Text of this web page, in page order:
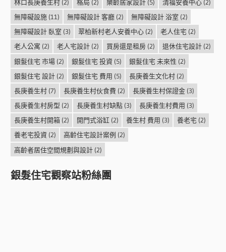
林口長庚養生村(2) 格局 (2) 樂齡居家設計(5) 清福安養中心(2)
無障礙設施(11) 無障礙設計 客廳(2) 無障礙設計 浴室 (2)
無障礙設計 臥室 (3) 翠柏新村老人安養中心(2) 老人住宅 (2)
老人公寓 (2) 老人宅設計(2) 買房還是租房(2) 退休住宅設計(2)
銀髮住宅 市場(2) 銀髮住宅 投資(5) 銀髮住宅 未來性 (2)
銀髮住宅 設計(2) 銀髮住宅 費用 (5) 長庚養生文化村(2)
長庚養生村(7) 長庚養生村伙食費 (2) 長庚養生村保證金(3)
長庚養生村房型 (2) 長庚養生村缺點(3) 長庚養生村費用 (3)
長庚養生村開箱(2) 開門式浴缸(2) 養生村 費用 (3) 養老宅 (2)
養老宅投資(2) 高齡住宅設計案例 (2)
高齡者居住空間規劃與設計(2)
銀髮住宅觀察站粉絲團